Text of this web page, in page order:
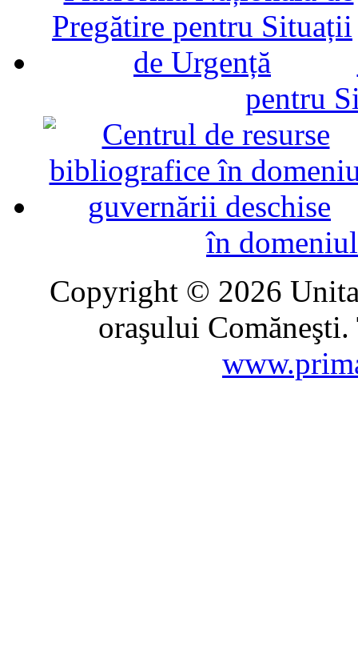
pentru
în
Copyright © 2026
oraşului